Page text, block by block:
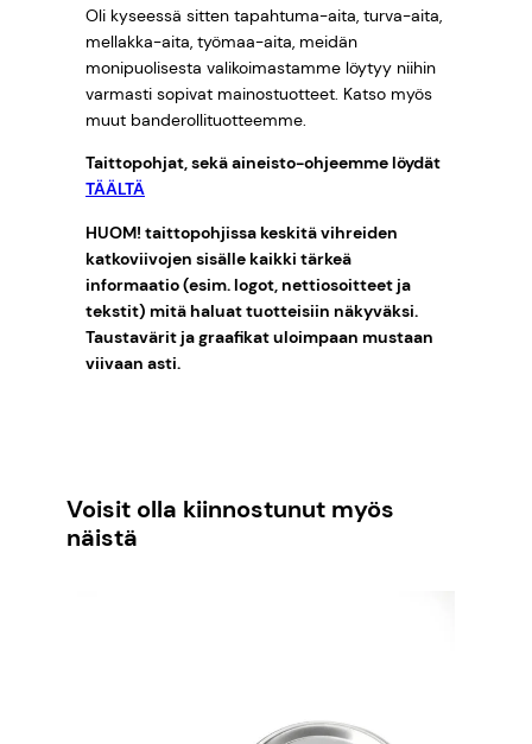
Oli kyseessä sitten tapahtuma-aita, turva-aita,
mellakka-aita, työmaa-aita, meidän
monipuolisesta valikoimastamme löytyy niihin
varmasti sopivat mainostuotteet. Katso myös
muut banderollituotteemme.
Taittopohjat, sekä aineisto-ohjeemme löydät
TÄÄLTÄ
HUOM! taittopohjissa keskitä vihreiden
katkoviivojen sisälle kaikki tärkeä
informaatio (esim. logot, nettiosoitteet ja
tekstit) mitä haluat tuotteisiin näkyväksi.
Taustavärit ja graafikat uloimpaan mustaan
viivaan asti.
Voisit olla kiinnostunut myös
näistä